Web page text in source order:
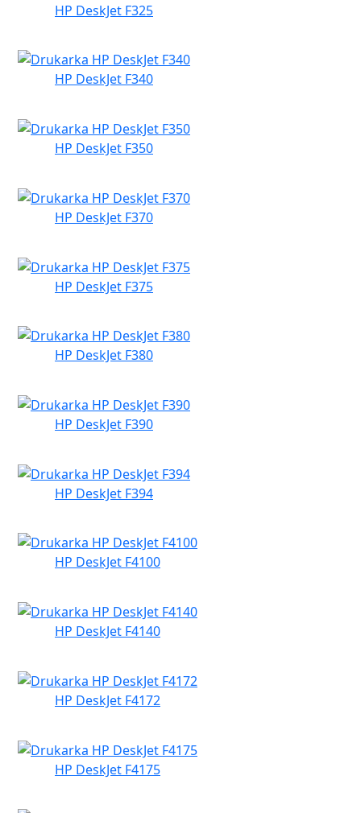
HP DeskJet F325
HP DeskJet F340
HP DeskJet F350
HP DeskJet F370
HP DeskJet F375
HP DeskJet F380
HP DeskJet F390
HP DeskJet F394
HP DeskJet F4100
HP DeskJet F4140
HP DeskJet F4172
HP DeskJet F4175